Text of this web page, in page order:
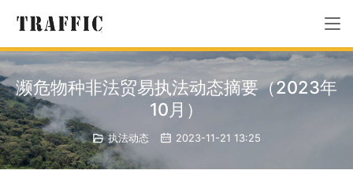
濒危物种非法贸易执法动态摘要（2023年
10月）
执法动态 2023-11-21 13:25